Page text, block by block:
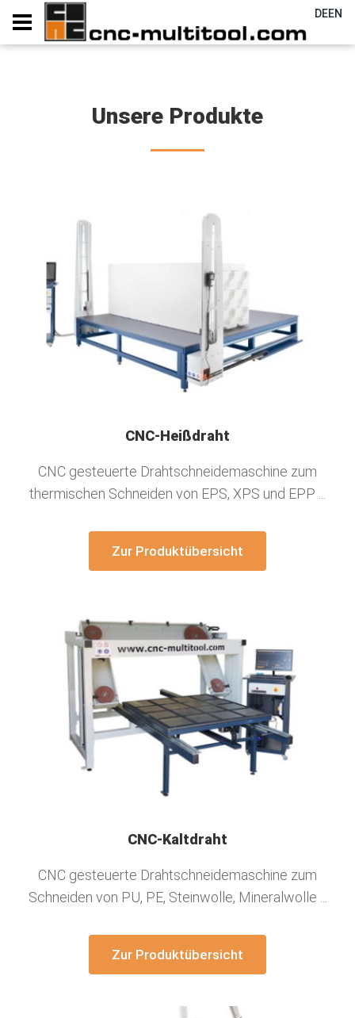
DEEN
Unsere Produkte
CNC-Heißdraht
CNC gesteuerte Drahtschneidemaschine zum
thermischen Schneiden von EPS, XPS und EPP ...
Zur Produktübersicht
CNC-Kaltdraht
CNC gesteuerte Drahtschneidemaschine zum
Schneiden von PU, PE, Steinwolle, Mineralwolle ...
Zur Produktübersicht